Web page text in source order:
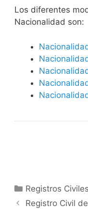
​​​Los diferentes
Nacionalidad son:
Categorías
Registros
Registro Civil